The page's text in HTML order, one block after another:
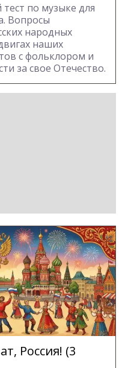
по музыке для
Вопросы
народных
наших
с фольклором и
за свое Отечество.
Россия! (3